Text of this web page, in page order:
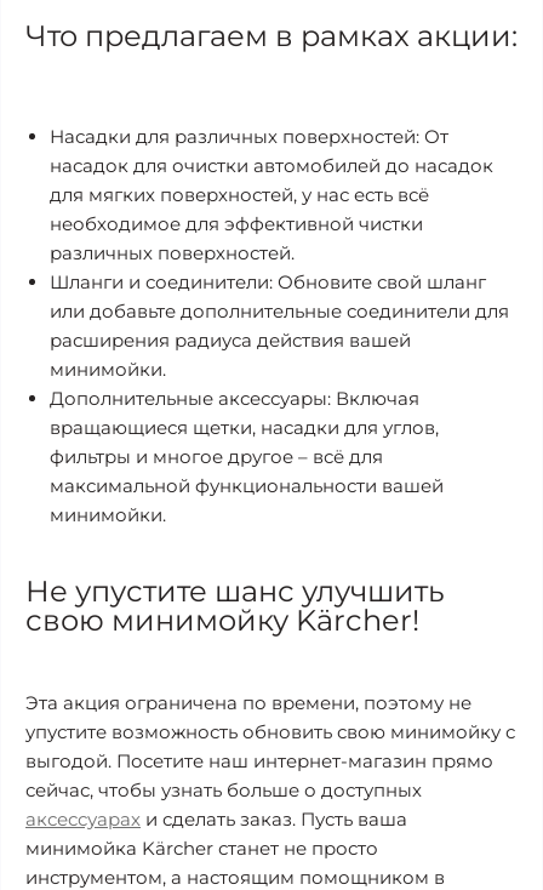
Что предлагаем в рамках акции:
Насадки для различных поверхностей: От
насадок для очистки автомобилей до насадок
для мягких поверхностей, у нас есть всё
необходимое для эффективной чистки
различных поверхностей.
Шланги и соединители: Обновите свой шланг
или добавьте дополнительные соединители для
расширения радиуса действия вашей
минимойки.
Дополнительные аксессуары: Включая
вращающиеся щетки, насадки для углов,
фильтры и многое другое – всё для
максимальной функциональности вашей
минимойки.
Не упустите шанс улучшить
свою минимойку Kärcher!
Эта акция ограничена по времени, поэтому не
упустите возможность обновить свою минимойку с
выгодой. Посетите наш интернет-магазин прямо
сейчас, чтобы узнать больше о доступных
аксессуарах и сделать заказ. Пусть ваша
минимойка Kärcher станет не просто
инструментом, а настоящим помощником в